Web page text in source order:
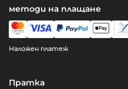
методи на плащане
Наложен платеж
Пратка